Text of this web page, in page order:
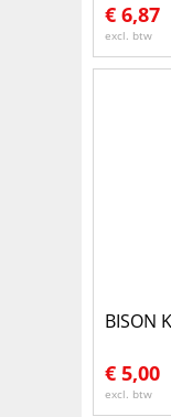
€ 6,87
excl. btw
BISON
€ 5,00
excl. btw